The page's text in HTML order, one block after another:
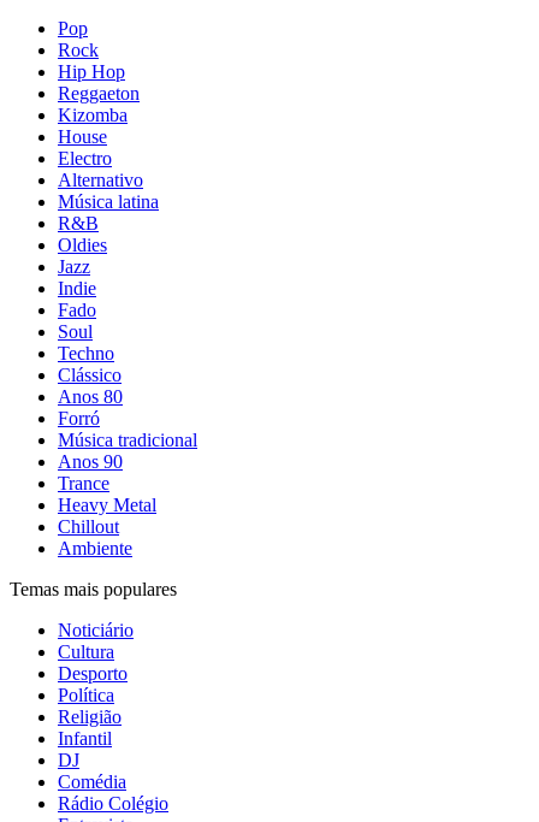
Pop
Rock
Hip Hop
Reggaeton
Kizomba
House
Electro
Alternativo
Música latina
R&B
Oldies
Jazz
Indie
Fado
Soul
Techno
Clássico
Anos 80
Forró
Música tradicional
Anos 90
Trance
Heavy Metal
Chillout
Ambiente
Temas mais populares
Noticiário
Cultura
Desporto
Política
Religião
Infantil
DJ
Comédia
Rádio Colégio